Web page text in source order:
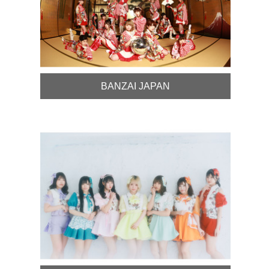
BANZAI JAPAN